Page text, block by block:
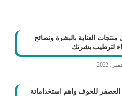
منتجات العناية بالبشرة ونصائح
لترطيب بشرتك
العصفر للخوف واهم استخداماتة